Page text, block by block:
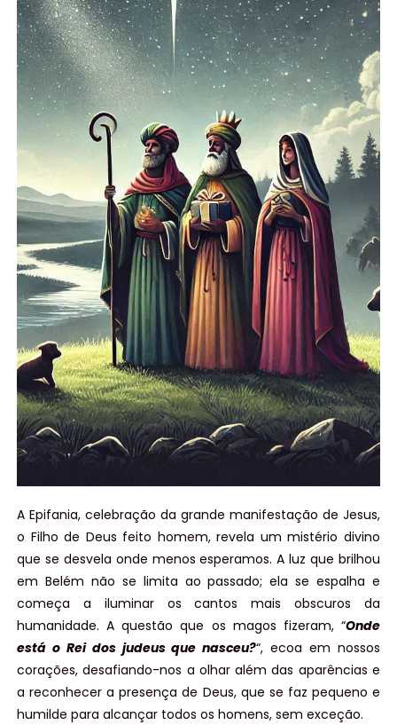
A Epifania, celebração da grande manifestação de Jesus,
o Filho de Deus feito homem, revela um mistério divino
que se desvela onde menos esperamos. A luz que brilhou
em Belém não se limita ao passado; ela se espalha e
começa a iluminar os cantos mais obscuros da
humanidade. A questão que os magos fizeram, “Onde
está o Rei dos judeus que nasceu?“, ecoa em nossos
corações, desafiando-nos a olhar além das aparências e
a reconhecer a presença de Deus, que se faz pequeno e
humilde para alcançar todos os homens, sem exceção.